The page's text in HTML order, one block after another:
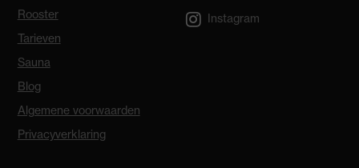
Rooster
Tarieven
Sauna
Blog
Algemene voorwaarden
Privacyverklaring
Instagram